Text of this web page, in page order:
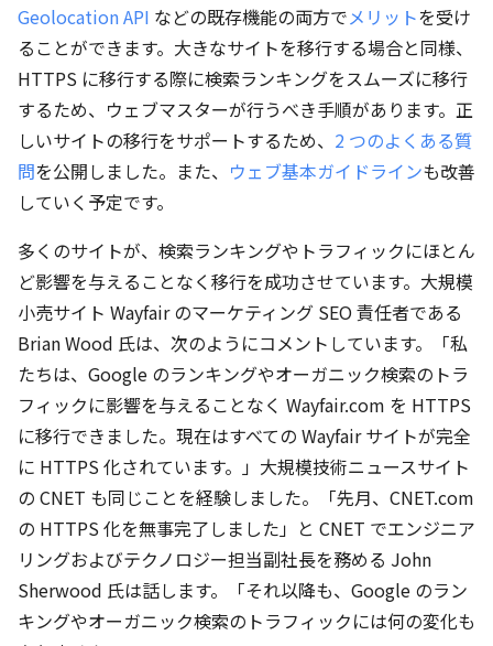
Geolocation API などの既存機能の両方でメリットを受け
ることができます。大きなサイトを移行する場合と同様、
HTTPS に移行する際に検索ランキングをスムーズに移行
するため、ウェブマスターが行うべき手順があります。正
しいサイトの移行をサポートするため、 2 つのよくある質
問を公開しました。また、 ウェブ基本ガイドラインも改善
していく予定です。
多くのサイトが、検索ランキングやトラフィックにほとん
ど影響を与えることなく移行を成功させています。大規模
小売サイト Wayfair のマーケティング SEO 責任者である
Brian Wood 氏は、次のようにコメントしています。「私
たちは、Google のランキングやオーガニック検索のトラ
フィックに影響を与えることなく Wayfair.com を HTTPS
に移行できました。現在はすべての Wayfair サイトが完全
に HTTPS 化されています。」大規模技術ニュースサイト
の CNET も同じことを経験しました。「先月、CNET.com
の HTTPS 化を無事完了しました」と CNET でエンジニア
リングおよびテクノロジー担当副社長を務める John
Sherwood 氏は話します。「それ以降も、Google のラン
キングやオーガニック検索のトラフィックには何の変化も